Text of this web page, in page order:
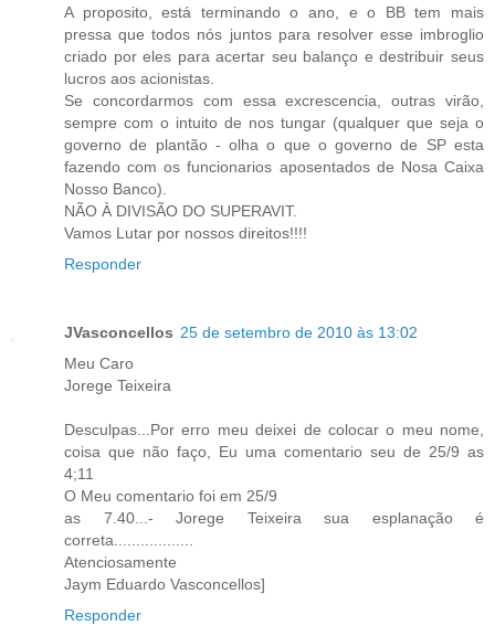
A proposito, está terminando o ano, e o BB tem mais
pressa que todos nós juntos para resolver esse imbroglio
criado por eles para acertar seu balanço e destribuir seus
lucros aos acionistas.
Se concordarmos com essa excrescencia, outras virão,
sempre com o intuito de nos tungar (qualquer que seja o
governo de plantão - olha o que o governo de SP esta
fazendo com os funcionarios aposentados de Nosa Caixa
Nosso Banco).
NÃO À DIVISÃO DO SUPERAVIT.
Vamos Lutar por nossos direitos!!!!
Responder
JVasconcellos 25 de setembro de 2010 às 13:02
Meu Caro
Jorege Teixeira
Desculpas...Por erro meu deixei de colocar o meu nome,
coisa que não faço, Eu uma comentario seu de 25/9 as
4;11
O Meu comentario foi em 25/9
as 7.40...- Jorege Teixeira sua esplanação é
correta..................
Atenciosamente
Jaym Eduardo Vasconcellos]
Responder